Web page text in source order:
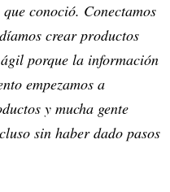
conoció. Conectamos
crear productos
porque la información
empezamos a
y mucha gente
sin haber dado pasos